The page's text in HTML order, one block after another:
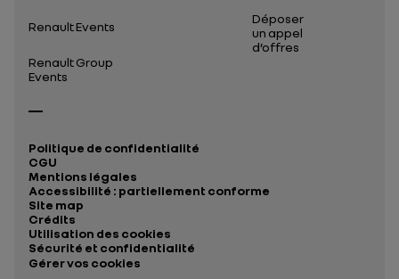
Renault Events
Renault Group
Events
Déposer
un appel
d’offres
Politique de confidentialité
CGU
Mentions légales
Accessibilité : partiellement conforme
Site map
Crédits
Utilisation des cookies
Sécurité et confidentialité
Gérer vos cookies